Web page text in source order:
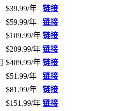
$39.99/年
链接
$59.99/年
链接
$109.99/年 链接
$209.99/年 链接
$409.99/年 链接
$51.99/年
链接
$81.99/年
链接
$151.99/年 链接